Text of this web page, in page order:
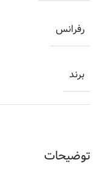
توضیحات
رفرانس
برند